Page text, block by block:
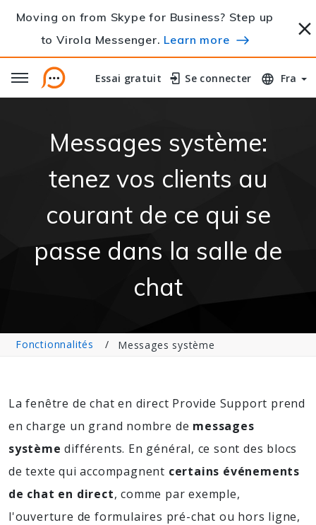
Moving on from Skype for Business? Step up
to Virola Messenger. Learn more
Essai gratuit
Essai gratuit Se connecter
Se connecter Fra
Messages système:
tenez vos clients au
courant de ce qui se
passe dans la salle de
chat
Fonctionnalités Messages système
La fenêtre de chat en direct Provide Support prend
en charge un grand nombre de messages
système différents. En général, ce sont des blocs
de texte qui accompagnent certains événements
de chat en direct, comme par exemple,
l'ouverture de formulaires pré-chat ou hors ligne,